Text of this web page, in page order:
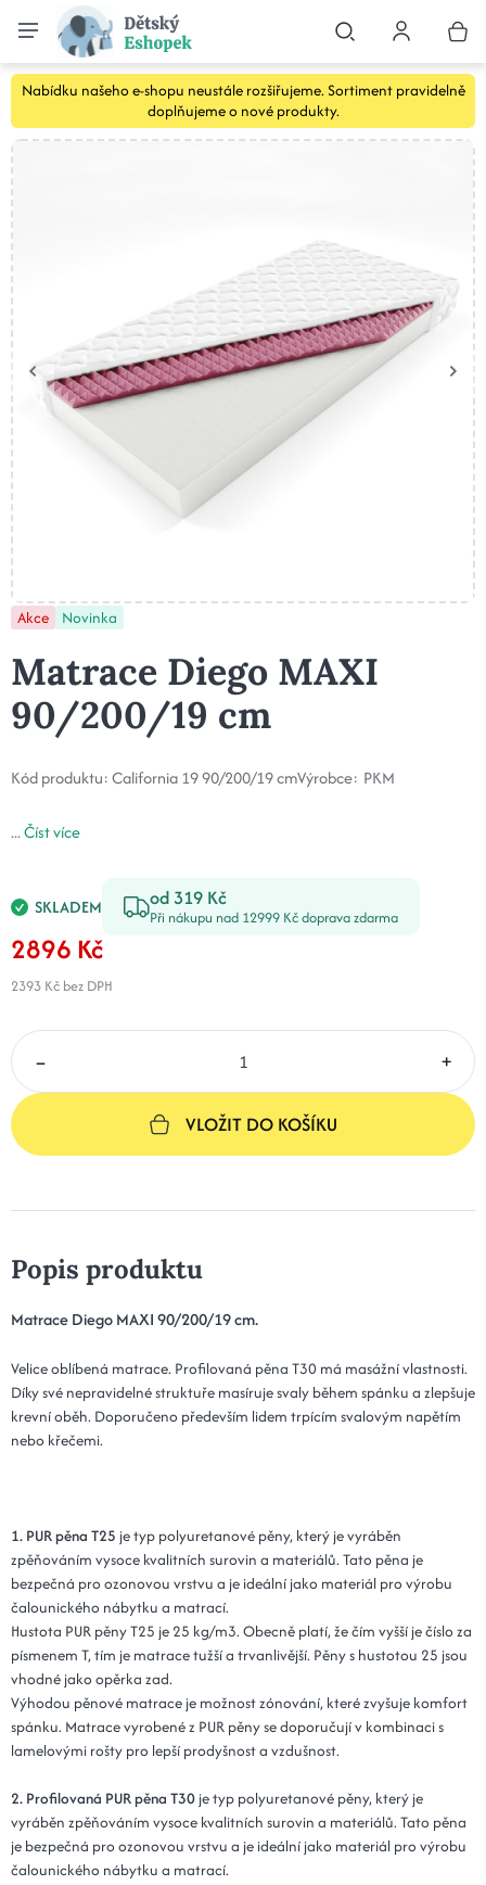
Nabídku našeho e-shopu neustále rozšiřujeme. Sortiment pravidelně
doplňujeme o nové produkty.
Akce Novinka
Matrace Diego MAXI
90/200/19 cm
Kód produktu:California 19 90/200/19 cmVýrobce: PKM
...Číst více
SKLADEM od 319 Kč
Při nákupu nad 12999 Kč doprava zdarma
2896 Kč
2393 Kč bez DPH
– +
VLOŽIT DO KOŠÍKU
Popis produktu
Matrace Diego MAXI 90/200/19 cm.
Velice oblíbená matrace. Profilovaná pěna T30 má masážní vlastnosti.
Díky své nepravidelné struktuře masíruje svaly během spánku a zlepšuje
krevní oběh. Doporučeno především lidem trpícím svalovým napětím
nebo křečemi.
1. PUR pěna T25 je typ polyuretanové pěny, který je vyráběn
zpěňováním vysoce kvalitních surovin a materiálů. Tato pěna je
bezpečná pro ozonovou vrstvu a je ideální jako materiál pro výrobu
čalounického nábytku a matrací.
Hustota PUR pěny T25 je 25 kg/m3. Obecně platí, že čím vyšší je číslo za
písmenem T, tím je matrace tužší a trvanlivější. Pěny s hustotou 25 jsou
vhodné jako opěrka zad.
Výhodou pěnové matrace je možnost zónování, které zvyšuje komfort
spánku. Matrace vyrobené z PUR pěny se doporučují v kombinaci s
lamelovými rošty pro lepší prodyšnost a vzdušnost.
2. Profilovaná PUR pěna T30 je typ polyuretanové pěny, který je
vyráběn zpěňováním vysoce kvalitních surovin a materiálů. Tato pěna
je bezpečná pro ozonovou vrstvu a je ideální jako materiál pro výrobu
čalounického nábytku a matrací.